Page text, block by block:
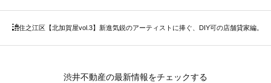
【北加賀屋vol.3】新進気鋭のアーティストに捧ぐ、DIY可の店舗貸家編。
住之江区
渋井不動産の最新情報をチェックする